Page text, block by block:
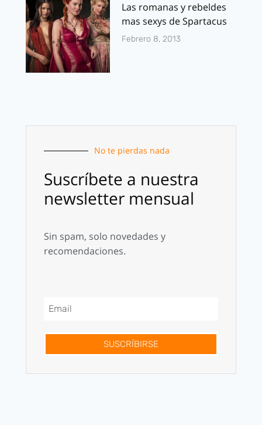
Las romanas y rebeldes
mas sexys de Spartacus
Febrero 8, 2013
No te pierdas nada
Suscríbete a nuestra
newsletter mensual
Sin spam, solo novedades y
recomendaciones.
SUSCRÍBIRSE